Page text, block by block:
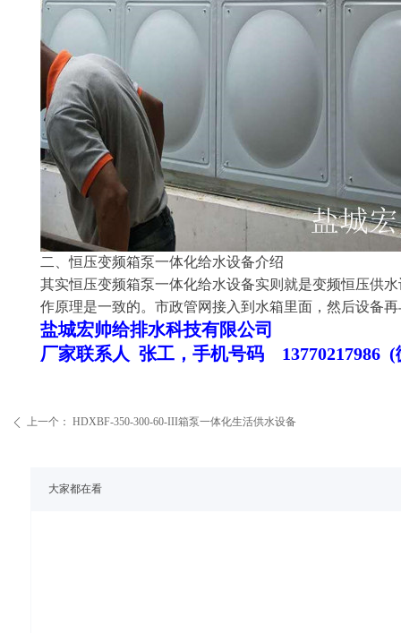
大家都在看
ꄴ 上一个： HDXBF-350-300-60-III箱泵一体化生活供水设备
二、恒压变频箱泵一体化给水设备介绍
其实恒压变频箱泵一体化给水设备实则就是变频恒压供
作原理是一致的。市政管网接入到水箱里面，然后设备
盐城宏帅给排水科技有限公司
厂家联系人 张工，手机号码 13770217986 (